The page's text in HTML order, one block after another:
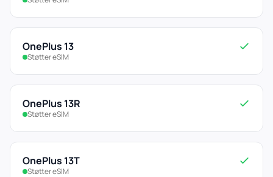
OnePlus 13
Støtter eSIM
OnePlus 13R
Støtter eSIM
OnePlus 13T
Støtter eSIM